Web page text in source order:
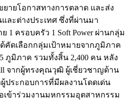
ายโอกาสทางการตลาด และส่ง
และต่างประเทศ ซึ่งที่ผ่านมา
1 ครอบครัว 1 Soft Power ผ่านกลุ่ม
คัดเลือกกลุ่มเป้าหมายจากภูมิภาค
ภูมิภาค รวมทั้งสิ้น 2,400 คน หลัง
จากผู้ทรงคุณวุฒิ ผู้เชี่ยวชาญด้าน
ผู้ประกอบการที่มีผลงานโดดเด่น
เข้าร่วมงานมหกรรมอุตสาหกรรม